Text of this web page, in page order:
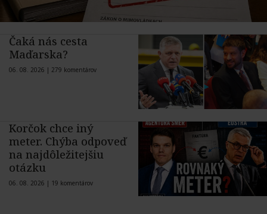
Čaká nás cesta
Maďarska?
06. 08. 2026 | 279 komentárov
Korčok chce iný
meter. Chýba odpoveď
na najdôležitejšiu
otázku
06. 08. 2026 | 19 komentárov